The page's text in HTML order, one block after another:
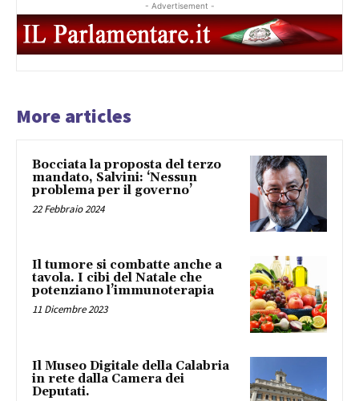
- Advertisement -
More articles
Bocciata la proposta del terzo
mandato, Salvini: ‘Nessun
problema per il governo’
22 Febbraio 2024
Il tumore si combatte anche a
tavola. I cibi del Natale che
potenziano l’immunoterapia
11 Dicembre 2023
Il Museo Digitale della Calabria
in rete dalla Camera dei
Deputati.